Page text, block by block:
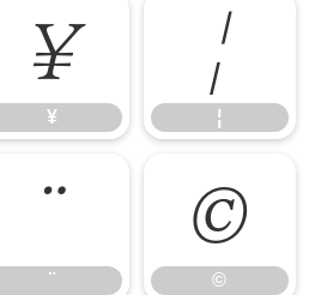
¥
¥
¦
¦
¨
¨
©
©